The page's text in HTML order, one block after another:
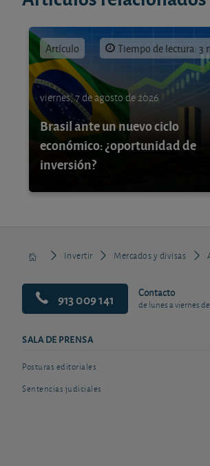
Artículo Tiempo de lectura: 3
viernes, 7 de agosto de 2026
Brasil ante un nuevo ciclo
económico: ¿oportunidad de
inversión?
Invertir Mercados y divisas
913 009 141 Contacto
de lunes a viernes
SALA DE PRENSA
Posturas editoriales
Sentencias judiciales